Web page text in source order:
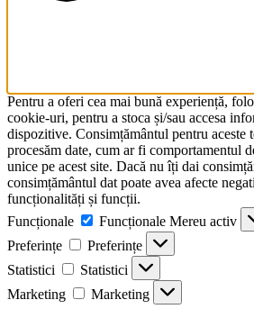
Pentru a oferi cea mai bună experiență,
cookie-uri, pentru a stoca și/sau accesa
dispozitive. Consimțământul pentru aceste
procesăm date, cum ar fi comportamentul
unice pe acest site. Dacă nu îți dai
consimțământul dat poate avea afecte
funcționalități și funcții.
Funcționale
Funcționale Mereu activ
Preferințe
Preferințe
Statistici
Statistici
Marketing
Marketing